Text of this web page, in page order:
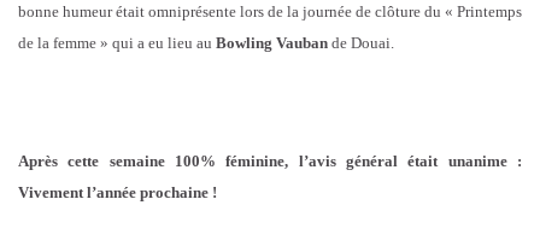
bonne humeur était omniprésente lors de la journée de clôture du « Printemps
de la femme » qui a eu lieu au Bowling Vauban de Douai.
Après cette semaine 100% féminine, l’avis général était unanime :
Vivement l’année prochaine !